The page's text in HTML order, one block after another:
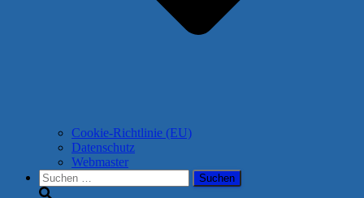
Cookie-Richtlinie (EU)
Datenschutz
Webmaster
Suchen
nach: